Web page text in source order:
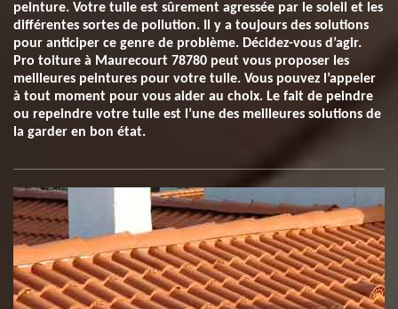
peinture. Votre tuile est sûrement agressée par le soleil et les
différentes sortes de pollution. Il y a toujours des solutions
pour anticiper ce genre de problème. Décidez-vous d’agir.
Pro toiture à Maurecourt 78780 peut vous proposer les
meilleures peintures pour votre tuile. Vous pouvez l’appeler
à tout moment pour vous aider au choix. Le fait de peindre
ou repeindre votre tuile est l’une des meilleures solutions de
la garder en bon état.